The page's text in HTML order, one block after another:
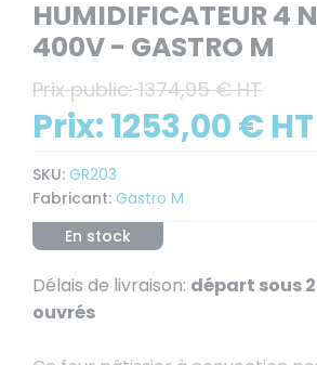
HUMIDIFICATEUR 4
400V - GASTRO M
Prix public: 1374,95 € HT
Prix:1253,00 € HT
SKU: GR203
Fabricant: Gastro M
En stock
Délais de livraison: départ sous
ouvrés